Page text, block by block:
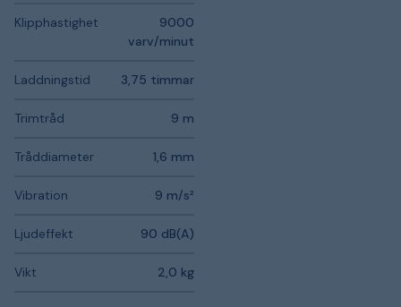
Klipphastighet
9000
varv/minut
Laddningstid 3,75 timmar
Trimtråd 9 m
Tråddiameter 1,6 mm
Vibration 9 m/s²
Ljudeffekt 90 dB(A)
Vikt 2,0 kg